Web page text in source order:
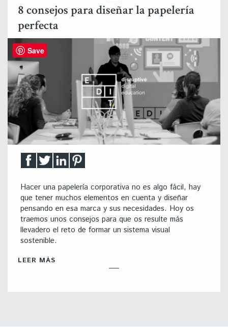
8 consejos para diseñar la papelería
perfecta
Hacer una papelería corporativa no es algo fácil, hay
que tener muchos elementos en cuenta y diseñar
pensando en esa marca y sus necesidades. Hoy os
traemos unos consejos para que os resulte más
llevadero el reto de formar un sistema visual
sostenible.
LEER MÁS
Save